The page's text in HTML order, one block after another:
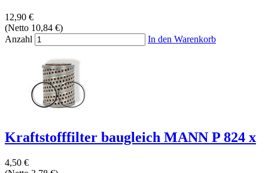
12,90 €
(Netto 10,84 €)
Anzahl
In den Warenkorb
Kraftstofffilter baugleich MANN P 824 x
4,50 €